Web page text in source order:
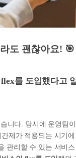
도 괜찮아요! 🎯
를 도입했다고
니다. 당시에 운영팀이
제가 적용되는 시기에
관리할 수 있는 서비스